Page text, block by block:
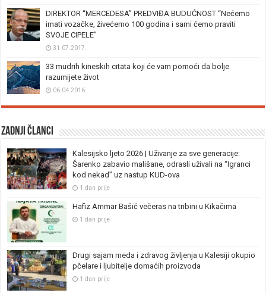
DIREKTOR “MERCEDESA” PREDVIĐA BUDUĆNOST “Nećemo
imati vozačke, živećemo 100 godina i sami ćemo praviti
SVOJE CIPELE”
31.07.2017.
33 mudrih kineskih citata koji će vam pomoći da bolje
razumijete život
06.04.2016.
Zadnji članci
Kalesijsko ljeto 2026 | Uživanje za sve generacije:
Šarenko zabavio mališane, odrasli uživali na “Igranci
kod nekad” uz nastup KUD-ova
1 dan prije
Hafiz Ammar Bašić večeras na tribini u Kikačima
1 dan prije
Drugi sajam meda i zdravog življenja u Kalesiji okupio
pčelare i ljubitelje domaćih proizvoda
1 dan prije